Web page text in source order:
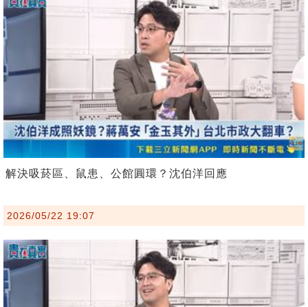
解決吸菸區、鼠患、公館圓環？沈伯洋回應
2026/05/22 19:07